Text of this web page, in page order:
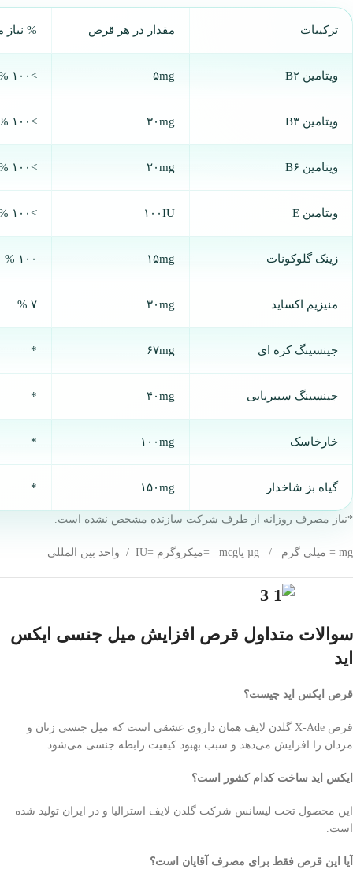
ترکیبات مقدار در هر قرص %
ویتامین B۲ ۵mg >۱۰۰ %
ویتامین B۳ ۳۰mg >۱۰۰ %
ویتامین B۶ ۲۰mg >۱۰۰ %
ویتامین E ۱۰۰IU >۱۰۰ %
زینک گلوکونات ۱۵mg ۱۰۰ %
منیزیم اکساید ۳۰mg ۷ %
جینسینگ کره ای ۶۷mg *
جینسینگ سیبریایی ۴۰mg *
خارخاسک ۱۰۰mg *
گیاه بز شاخدار ۱۵۰mg *
*نیاز مصرف روزانه از طرف شرکت سازنده مشخص نشده است.
mg = میلی گرم / µg یاmcg =میکروگرم =IU / واحد بین المللی
سوالات متداول قرص افزایش میل جنسی ایکس
اید
قرص ایکس اید چیست؟
قرص X-Ade گلدن لایف همان داروی عشقی است که میل جنسی زنان و
مردان را افزایش می‌دهد و سبب بهبود کیفیت رابطه جنسی می‌شود.
ایکس اید ساخت کدام کشور است؟
این محصول تحت لیسانس شرکت گلدن لایف استرالیا و در ایران تولید شده
است.
آیا این قرص فقط برای مصرف آقایان است؟